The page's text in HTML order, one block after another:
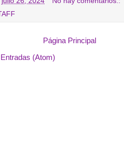
Página Principal
Entradas (Atom)